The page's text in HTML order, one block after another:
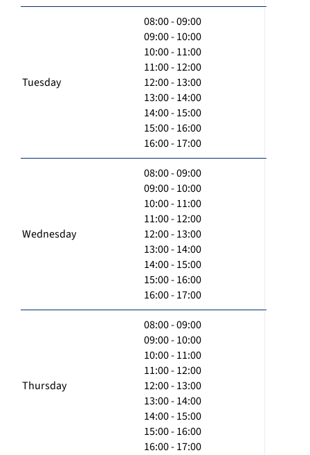
Tuesday
08:00 - 09:00
09:00 - 10:00
10:00 - 11:00
11:00 - 12:00
12:00 - 13:00
13:00 - 14:00
14:00 - 15:00
15:00 - 16:00
16:00 - 17:00
Wednesday
08:00 - 09:00
09:00 - 10:00
10:00 - 11:00
11:00 - 12:00
12:00 - 13:00
13:00 - 14:00
14:00 - 15:00
15:00 - 16:00
16:00 - 17:00
Thursday
08:00 - 09:00
09:00 - 10:00
10:00 - 11:00
11:00 - 12:00
12:00 - 13:00
13:00 - 14:00
14:00 - 15:00
15:00 - 16:00
16:00 - 17:00